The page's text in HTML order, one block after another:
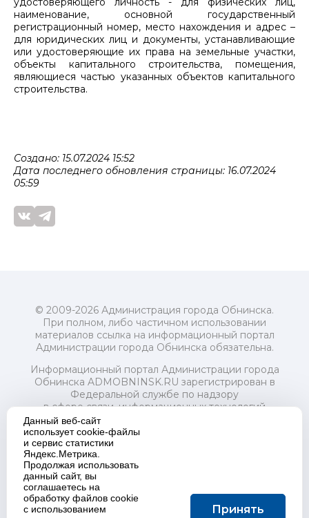
наименование, основной государственный
регистрационный номер, место нахождения и адрес –
для юридических лиц и документы, устанавливающие
или удостоверяющие их права на земельные участки,
объекты капитального строительства, помещения,
являющиеся частью указанных объектов капитального
строительства.
Создано: 15.07.2024 15:52
Дата последнего обновления страницы: 16.07.2024
05:59
© 2009-2026 Администрация города Обнинска.
При полном, либо частичном использовании
материалов ссылка на информационный портал
Администрации города Обнинска обязательна.
Информационный портал Администрации города
Обнинска ADMOBNINSK.RU зарегистрирован в
Федеральной службе по надзору
в сфере связи, информационных технологий
и массовых коммуникаций (Роскомнадзор) 24 июля
2018 года.
Свидетельство о регистрации Эл № ФС77-73321
Учредитель: Администрация (исполнительно-
распорядительный орган) городского округа "Город
Обнинск". Главный редактор: Байкова Е.А.
Адрес электронной почты Редакции:
Данный веб-сайт
использует cookie-файлы
и сервис статистики
Яндекс.Метрика.
Продолжая использовать
данный сайт, вы
соглашаетесь на
обработку файлов cookie
с использованием
Принять